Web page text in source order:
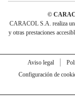
©
CARACOL S.A. realiza
y otras prestaciones
Aviso legal
Configuración de